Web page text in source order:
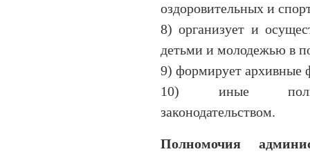
оздоровительных и
8) организует и
детьми и молодежью в
9) формирует архивные
10) иные
законодательством.
Полномочия